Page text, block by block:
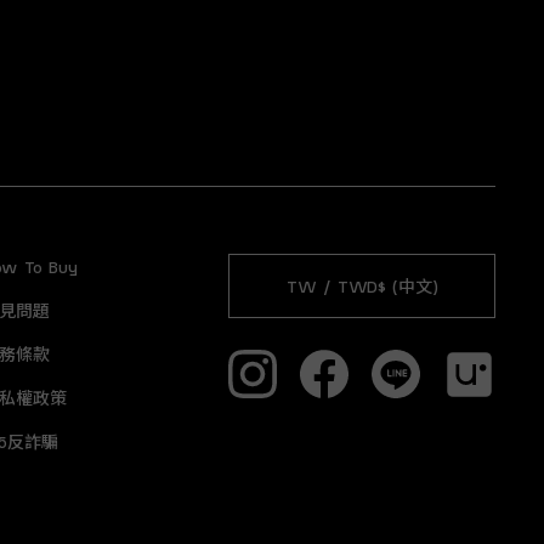
To Buy
問題
條款
權政策
反詐騙
TW / TWD$ (中文)